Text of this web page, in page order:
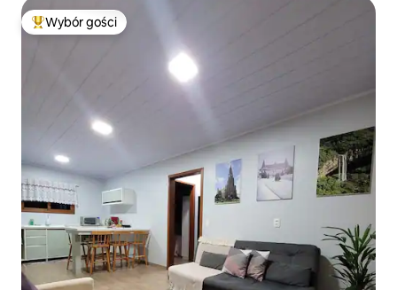
Najpopularniejsze z kategorii Wybór gości
Wybór gości